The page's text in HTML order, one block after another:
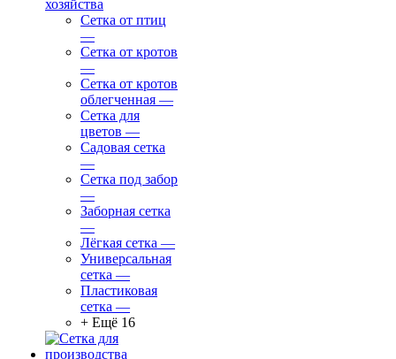
хозяйства
Сетка от птиц
—
Сетка от кротов
—
Сетка от кротов
облегченная —
Сетка для
цветов —
Садовая сетка
—
Сетка под забор
—
Заборная сетка
—
Лёгкая сетка —
Универсальная
сетка —
Пластиковая
сетка —
+ Ещё 16